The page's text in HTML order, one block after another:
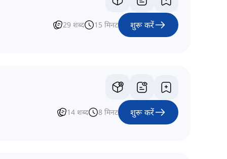
29 शब्द 15 मिनट शुरू करें
14 शब्द 8 मिनट शुरू करें